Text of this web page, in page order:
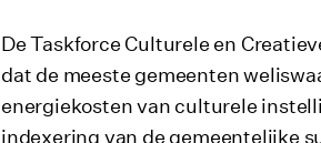
De Taskforce Culturele en
dat de meeste gemeenten
energiekosten van culturele
indexering van de gemeentelijke